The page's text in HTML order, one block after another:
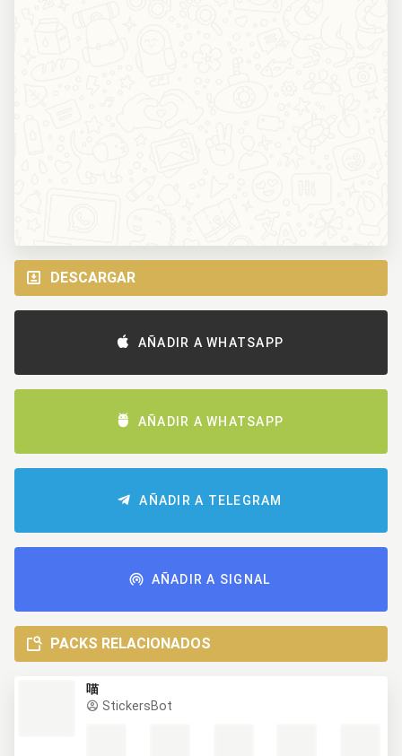
DESCARGAR
AÑADIR A WHATSAPP
AÑADIR A WHATSAPP
AÑADIR A TELEGRAM
AÑADIR A SIGNAL
PACKS RELACIONADOS
喵
StickersBot